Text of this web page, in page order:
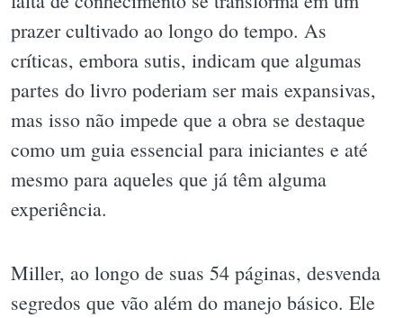
prazer cultivado ao longo do tempo. As
críticas, embora sutis, indicam que algumas
partes do livro poderiam ser mais expansivas,
mas isso não impede que a obra se destaque
como um guia essencial para iniciantes e até
mesmo para aqueles que já têm alguma
experiência.
Miller, ao longo de suas 54 páginas, desvenda
segredos que vão além do manejo básico. Ele